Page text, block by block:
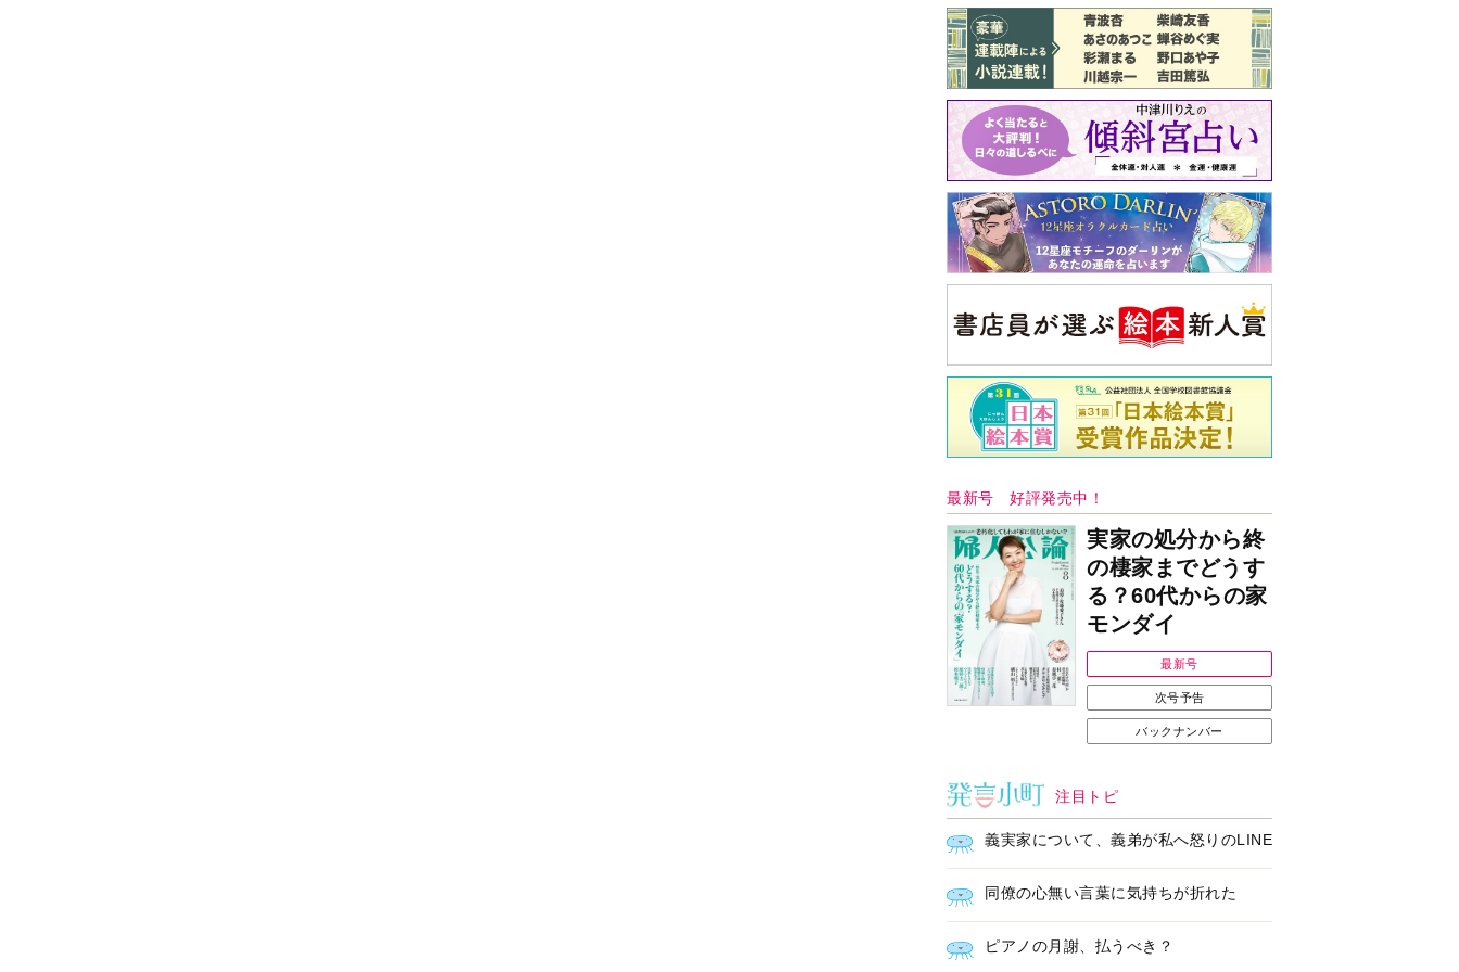
バックナンバー
注目トピ
義実家について、義弟が私へ怒りのLINE
ピアノの月謝、払うべき？
中央公論新社の本
家運隆昌
幸運を招き入れる暮らし方
江原啓之 著 詳しくみる
インフォメーション
ＡＩで始める遺言を書
く前の準備セミナー開
催
耳にすっぽり！オーテ
ィコン補聴器、新しい
スタイルで All in Ear
の「オーティコン ジー
ル」を発売
トするオープンイヤー
型イヤホン「kikippa イ
ヤホン HERALBONY
モデル」発売
ージについてのお詫び